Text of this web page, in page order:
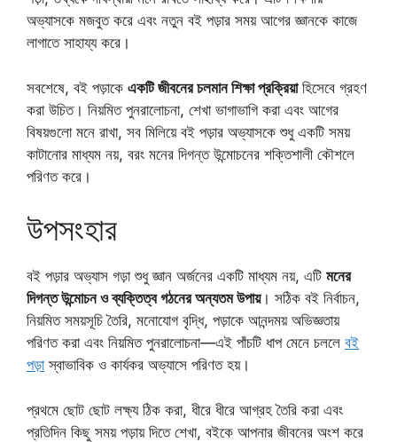
অভ্যাসকে মজবুত করে এবং নতুন বই পড়ার সময় আগের জ্ঞানকে কাজে
লাগাতে সাহায্য করে।
সবশেষে, বই পড়াকে একটি জীবনের চলমান শিক্ষা প্রক্রিয়াহিসেবে গ্রহণ
করা উচিত। নিয়মিত পুনরালোচনা, শেখা ভাগাভাগি করা এবং আগের
বিষয়গুলো মনে রাখা, সব মিলিয়ে বই পড়ার অভ্যাসকে শুধু একটি সময়
কাটানোর মাধ্যম নয়, বরং মনের দিগন্ত উন্মোচনের শক্তিশালী কৌশলে
পরিণত করে।
উপসংহার
বই পড়ার অভ্যাস গড়া শুধু জ্ঞান অর্জনের একটি মাধ্যম নয়, এটি মনের
দিগন্ত উন্মোচন ও ব্যক্তিত্ব গঠনের অন্যতম উপায়। সঠিক বই নির্বাচন,
নিয়মিত সময়সূচি তৈরি, মনোযোগ বৃদ্ধি, পড়াকে আনন্দময় অভিজ্ঞতায়
পরিণত করা এবং নিয়মিত পুনরালোচনা—এই পাঁচটি ধাপ মেনে চললে বই
পড়াস্বাভাবিক ও কার্যকর অভ্যাসে পরিণত হয়।
প্রথমে ছোট ছোট লক্ষ্য ঠিক করা, ধীরে ধীরে আগ্রহ তৈরি করা এবং
প্রতিদিন কিছু সময় পড়ায় দিতে শেখা, বইকে আপনার জীবনের অংশ করে